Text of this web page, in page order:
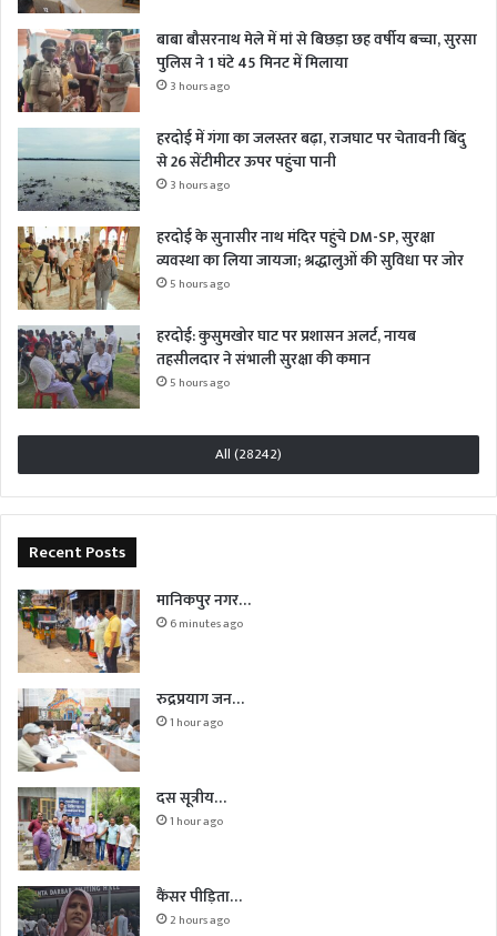
बाबा बौसरनाथ मेले में मां से बिछड़ा छह वर्षीय बच्चा, सुरसा
पुलिस ने 1 घंटे 45 मिनट में मिलाया
3 hours ago
हरदोई में गंगा का जलस्तर बढ़ा, राजघाट पर चेतावनी बिंदु
से 26 सेंटीमीटर ऊपर पहुंचा पानी
3 hours ago
हरदोई के सुनासीर नाथ मंदिर पहुंचे DM-SP, सुरक्षा
व्यवस्था का लिया जायजा; श्रद्धालुओं की सुविधा पर जोर
5 hours ago
हरदोई: कुसुमखोर घाट पर प्रशासन अलर्ट, नायब
तहसीलदार ने संभाली सुरक्षा की कमान
5 hours ago
All (28242)
Recent Posts
मानिकपुर नगर…
6 minutes ago
रुद्रप्रयाग जन…
1 hour ago
दस सूत्रीय…
1 hour ago
कैंसर पीड़िता…
2 hours ago